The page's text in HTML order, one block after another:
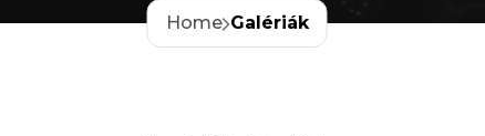
Home Galériák